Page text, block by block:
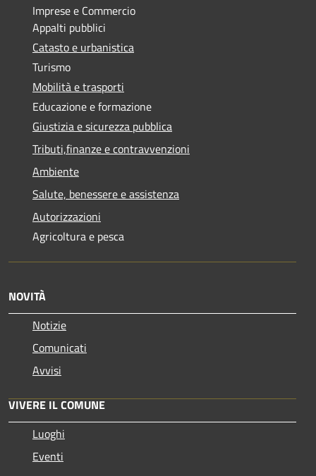
Imprese e Commercio
Appalti pubblici
Catasto e urbanistica
Turismo
Mobilità e trasporti
Educazione e formazione
Giustizia e sicurezza pubblica
Tributi,finanze e contravvenzioni
Ambiente
Salute, benessere e assistenza
Autorizzazioni
Agricoltura e pesca
NOVITÀ
Notizie
Comunicati
Avvisi
VIVERE IL COMUNE
Luoghi
Eventi